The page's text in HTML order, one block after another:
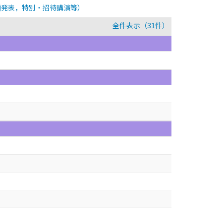
表，特別・招待講演等）
全件表示（31件）